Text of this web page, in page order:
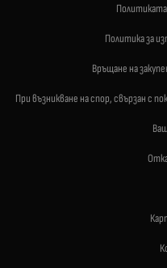
Политика за
Връщане на
При възникване на спор, свързан с